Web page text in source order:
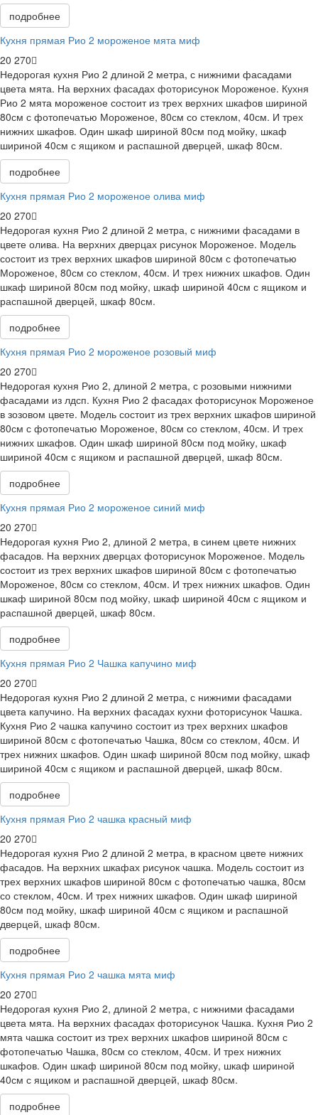
подробнее
Кухня прямая Рио 2 мороженое мята миф
20 270
Недорогая кухня Рио 2 длиной 2 метра, с нижними фасадами
цвета мята. На верхних фасадах фоторисунок Мороженое. Кухня
Рио 2 мята мороженое состоит из трех верхних шкафов шириной
80см с фотопечатью Мороженое, 80см со стеклом, 40см. И трех
нижних шкафов. Один шкаф шириной 80см под мойку, шкаф
шириной 40см с ящиком и распашной дверцей, шкаф 80см.
подробнее
Кухня прямая Рио 2 мороженое олива миф
20 270
Недорогая кухня Рио 2 длиной 2 метра, с нижними фасадами в
цвете олива. На верхних дверцах рисунок Мороженое. Модель
состоит из трех верхних шкафов шириной 80см с фотопечатью
Мороженое, 80см со стеклом, 40см. И трех нижних шкафов. Один
шкаф шириной 80см под мойку, шкаф шириной 40см с ящиком и
распашной дверцей, шкаф 80см.
подробнее
Кухня прямая Рио 2 мороженое розовый миф
20 270
Недорогая кухня Рио 2, длиной 2 метра, с розовыми нижними
фасадами из лдсп. Кухня Рио 2 фасадах фоторисунок Мороженое
в зозовом цвете. Модель состоит из трех верхних шкафов шириной
80см с фотопечатью Мороженое, 80см со стеклом, 40см. И трех
нижних шкафов. Один шкаф шириной 80см под мойку, шкаф
шириной 40см с ящиком и распашной дверцей, шкаф 80см.
подробнее
Кухня прямая Рио 2 мороженое синий миф
20 270
Недорогая кухня Рио 2, длиной 2 метра, в синем цвете нижних
фасадов. На верхних дверцах фоторисунок Мороженое. Модель
состоит из трех верхних шкафов шириной 80см с фотопечатью
Мороженое, 80см со стеклом, 40см. И трех нижних шкафов. Один
шкаф шириной 80см под мойку, шкаф шириной 40см с ящиком и
распашной дверцей, шкаф 80см.
подробнее
Кухня прямая Рио 2 Чашка капучино миф
20 270
Недорогая кухня Рио 2 длиной 2 метра, с нижними фасадами
цвета капучино. На верхних фасадах кухни фоторисунок Чашка.
Кухня Рио 2 чашка капучино состоит из трех верхних шкафов
шириной 80см с фотопечатью Чашка, 80см со стеклом, 40см. И
трех нижних шкафов. Один шкаф шириной 80см под мойку, шкаф
шириной 40см с ящиком и распашной дверцей, шкаф 80см.
подробнее
Кухня прямая Рио 2 чашка красный миф
20 270
Недорогая кухня Рио 2 длиной 2 метра, в красном цвете нижних
фасадов. На верхних шкафах рисунок чашка. Модель состоит из
трех верхних шкафов шириной 80см с фотопечатью чашка, 80см
со стеклом, 40см. И трех нижних шкафов. Один шкаф шириной
80см под мойку, шкаф шириной 40см с ящиком и распашной
дверцей, шкаф 80см.
подробнее
Кухня прямая Рио 2 чашка мята миф
20 270
Недорогая кухня Рио 2, длиной 2 метра, с нижними фасадами
цвета мята. На верхних фасадах фоторисунок Чашка. Кухня Рио 2
мята чашка состоит из трех верхних шкафов шириной 80см с
фотопечатью Чашка, 80см со стеклом, 40см. И трех нижних
шкафов. Один шкаф шириной 80см под мойку, шкаф шириной
40см с ящиком и распашной дверцей, шкаф 80см.
подробнее